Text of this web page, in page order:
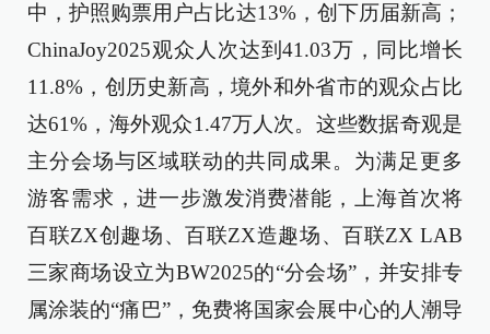
中，护照购票用户占比达13%，创下历届新高；
ChinaJoy2025观众人次达到41.03万，同比增长
11.8%，创历史新高，境外和外省市的观众占比
达61%，海外观众1.47万人次。这些数据奇观是
主分会场与区域联动的共同成果。为满足更多
游客需求，进一步激发消费潜能，上海首次将
百联ZX创趣场、百联ZX造趣场、百联ZX LAB
三家商场设立为BW2025的“分会场”，并安排专
属涂装的“痛巴”，免费将国家会展中心的人潮导